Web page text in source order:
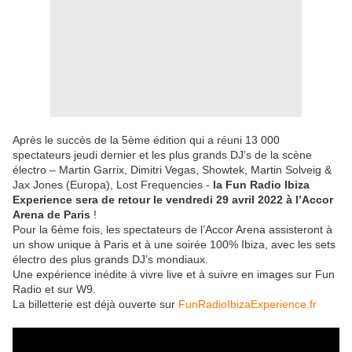
Après le succès de la 5ème édition qui a réuni 13 000
spectateurs jeudi dernier et les plus grands DJ’s de la scène
électro – Martin Garrix, Dimitri Vegas, Showtek, Martin Solveig &
Jax Jones (Europa), Lost Frequencies - la Fun Radio Ibiza
Experience sera de retour le vendredi 29 avril 2022 à l’Accor
Arena de Paris !
Pour la 6ème fois, les spectateurs de l’Accor Arena assisteront à
un show unique à Paris et à une soirée 100% Ibiza, avec les sets
électro des plus grands DJ’s mondiaux.
Une expérience inédite à vivre live et à suivre en images sur Fun
Radio et sur W9.
La billetterie est déjà ouverte sur FunRadioIbizaExperience.fr